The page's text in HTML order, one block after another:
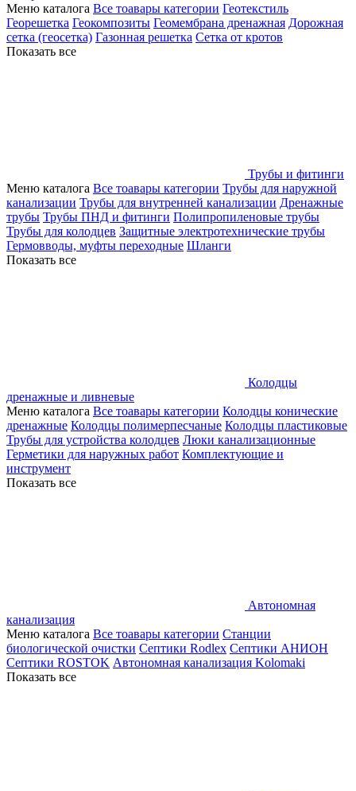
Меню каталога Все тоавары категории Геотекстиль
Георешетка Геокомпозиты Геомембрана дренажная Дорожная
сетка (геосетка) Газонная решетка Сетка от кротов
Показать все
Трубы и фитинги
Меню каталога Все тоавары категории Трубы для наружной
канализации Трубы для внутренней канализации Дренажные
трубы Трубы ПНД и фитинги Полипропиленовые трубы
Трубы для колодцев Защитные электротехнические трубы
Гермовводы, муфты переходные Шланги
Показать все
Колодцы
дренажные и ливневые
Меню каталога Все тоавары категории Колодцы конические
дренажные Колодцы полимерпесчаные Колодцы пластиковые
Трубы для устройства колодцев Люки канализационные
Герметики для наружных работ Комплектующие и
инструмент
Показать все
Автономная
канализация
Меню каталога Все тоавары категории Станции
биологической очистки Септики Rodlex Септики АНИОН
Септики ROSTOK Автономная канализация Kolomaki
Показать все